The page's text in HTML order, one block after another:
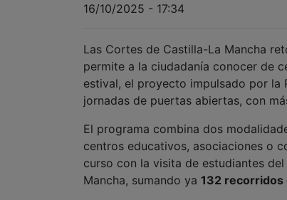
16/10/2025 - 17:34
Las Cortes de Castilla-La Mancha
permite a la ciudadanía conocer de
estival, el proyecto impulsado por la
jornadas de puertas abiertas, con
El programa combina dos
centros educativos, asociaciones o
curso con la visita de estudiantes
Mancha, sumando ya 132 recorridos